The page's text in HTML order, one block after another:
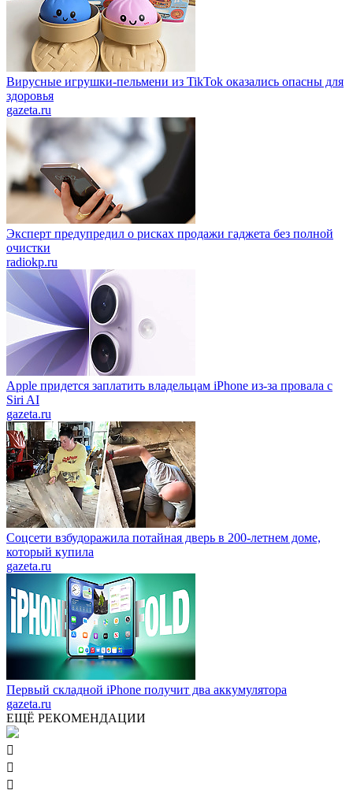
Вирусные игрушки-пельмени из TikTok оказались опасны для
здоровья
gazeta.ru
Эксперт предупредил о рисках продажи гаджета без полной
очистки
radiokp.ru
Apple придется заплатить владельцам iPhone из-за провала с
Siri AI
gazeta.ru
Соцсети взбудоражила потайная дверь в 200-летнем доме,
который купила
gazeta.ru
Первый складной iPhone получит два аккумулятора
gazeta.ru
ЕЩЁ РЕКОМЕНДАЦИИ


